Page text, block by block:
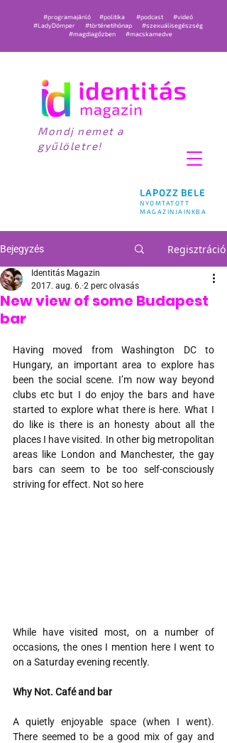
LAPOZZ BELE
NYOMTATOTT
MAGAZINJAINKBA
#programajánló #politika #podcast
#videó
#LadyDömper
#történetihónap
#szexuálisegészség
#magdiagőzben
#macskamedve
Mondj nemet a
gyűlöletre!
Bejegyzés Regisztráció
New view of some Budapest
bar
Identitás Magazin
2017. aug. 6. 2 perc olvasás
Having moved from Washington DC to
Hungary, an important area to explore has
been the social scene. I’m now way beyond
clubs etc but I do enjoy the bars and have
started to explore what there is here. What I
do like is there is an honesty about all the
places I have visited. In other big metropolitan
areas like London and Manchester, the gay
bars can seem to be too self-consciously
striving for effect. Not so here
While have visited most, on a number of
occasions, the ones I mention here I went to
on a Saturday evening recently.
Why Not. Café and bar
A quietly enjoyable space (when I went).
There seemed to be a good mix of gay and